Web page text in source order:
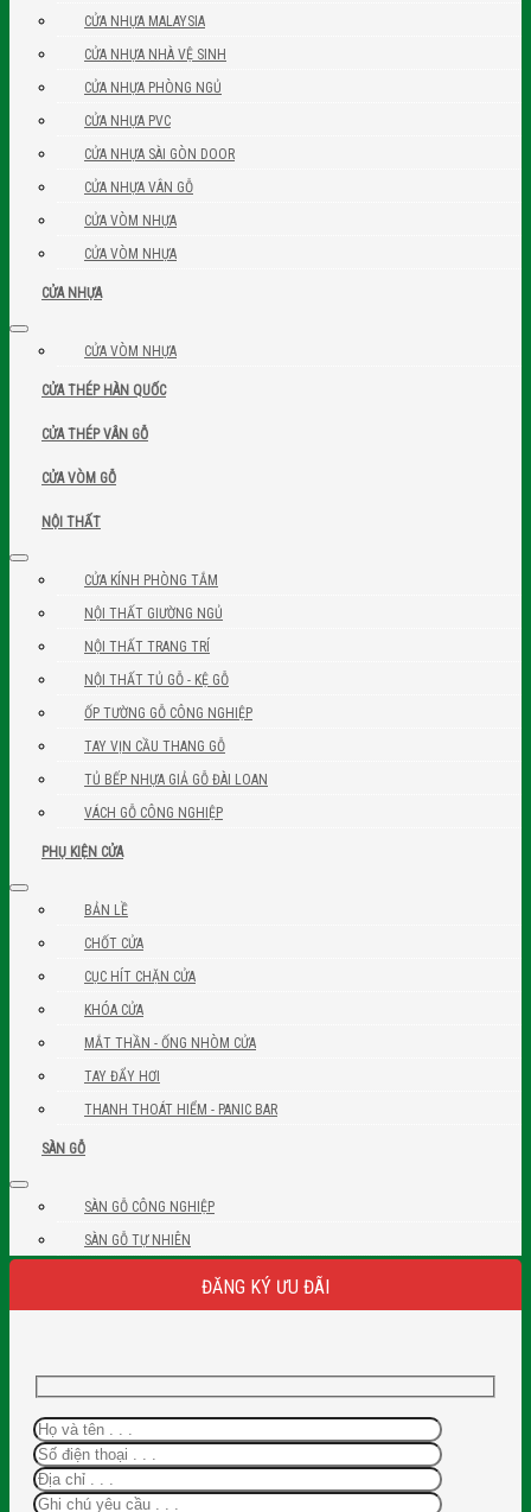
CỬA NHỰA MALAYSIA
CỬA NHỰA NHÀ VỆ SINH
CỬA NHỰA PHÒNG NGỦ
CỬA NHỰA PVC
CỬA NHỰA SÀI GÒN DOOR
CỬA NHỰA VÂN GỖ
CỬA VÒM NHỰA
CỬA VÒM NHỰA
CỬA NHỰA
CỬA VÒM NHỰA
CỬA THÉP HÀN QUỐC
CỬA THÉP VÂN GỖ
CỬA VÒM GỖ
NỘI THẤT
CỬA KÍNH PHÒNG TẮM
NỘI THẤT GIƯỜNG NGỦ
NỘI THẤT TRANG TRÍ
NỘI THẤT TỦ GỖ - KỆ GỖ
ỐP TƯỜNG GỖ CÔNG NGHIỆP
TAY VỊN CẦU THANG GỖ
TỦ BẾP NHỰA GIẢ GỖ ĐÀI LOAN
VÁCH GỖ CÔNG NGHIỆP
PHỤ KIỆN CỬA
BẢN LỀ
CHỐT CỬA
CỤC HÍT CHẶN CỬA
KHÓA CỬA
MẮT THẦN - ỐNG NHÒM CỬA
TAY ĐẨY HƠI
THANH THOÁT HIỂM - PANIC BAR
SÀN GỖ
SÀN GỖ CÔNG NGHIỆP
SÀN GỖ TỰ NHIÊN
ĐĂNG KÝ ƯU ĐÃI